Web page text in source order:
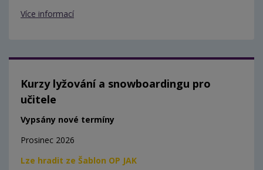
Více informací
Kurzy lyžování a snowboardingu pro
učitele
Vypsány nové termíny
Prosinec 2026
Lze hradit ze Šablon OP JAK